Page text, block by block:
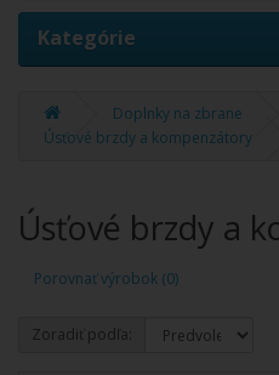
Kategórie
Doplnky na zbrane
Úsťové brzdy a kompenzátory
Úsťové brzdy a
Porovnať výrobok (0)
Zoradiť podľa: